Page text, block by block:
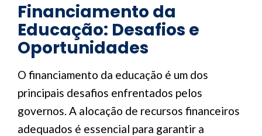
Financiamento da
Educação: Desafios e
Oportunidades
O financiamento da educação é um dos
principais desafios enfrentados pelos
governos. A alocação de recursos financeiros
adequados é essencial para garantir a